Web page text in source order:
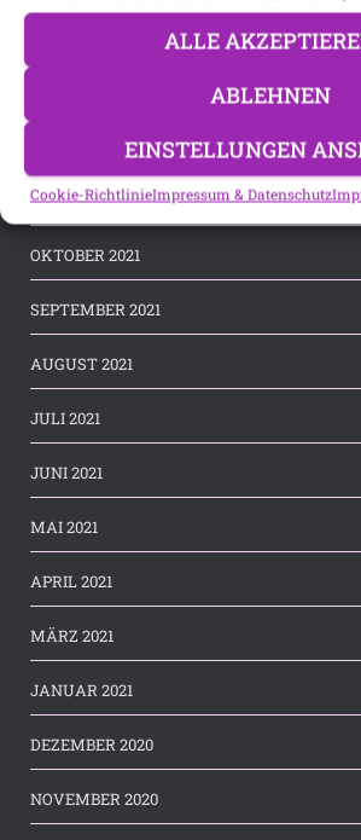
ALLE
ABLEHNEN
EINSTELLUNGEN
Cookie-RichtlinieImpressum & Datenschutz
DEZEMBER 2021
NOVEMBER 2021
OKTOBER 2021
SEPTEMBER 2021
AUGUST 2021
JULI 2021
JUNI 2021
MAI 2021
APRIL 2021
MÄRZ 2021
JANUAR 2021
DEZEMBER 2020
NOVEMBER 2020